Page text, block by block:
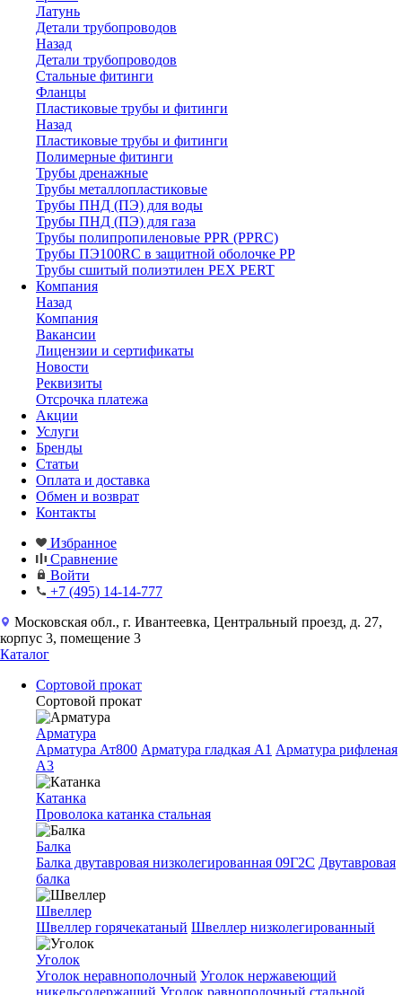
Латунь
Детали трубопроводов
Назад
Детали трубопроводов
Стальные фитинги
Фланцы
Пластиковые трубы и фитинги
Назад
Пластиковые трубы и фитинги
Полимерные фитинги
Трубы дренажные
Трубы металлопластиковые
Трубы ПНД (ПЭ) для воды
Трубы ПНД (ПЭ) для газа
Трубы полипропиленовые PPR (PPRC)
Трубы ПЭ100RC в защитной оболочке PP
Трубы сшитый полиэтилен PEX PERT
Компания
Назад
Компания
Вакансии
Лицензии и сертификаты
Новости
Реквизиты
Отсрочка платежа
Акции
Услуги
Бренды
Статьи
Оплата и доставка
Обмен и возврат
Контакты
Избранное
Сравнение
Войти
+7 (495) 14-14-777
Московская обл., г. Ивантеевка, Центральный проезд, д. 27,
корпус 3, помещение 3
Каталог
Сортовой прокат
Сортовой прокат
Арматура
Арматура Ат800 Арматура гладкая A1 Арматура рифленая
A3
Катанка
Проволока катанка стальная
Балка
Балка двутавровая низколегированная 09Г2С Двутавровая
балка
Швеллер
Швеллер горячекатаный Швеллер низколегированный
Уголок
Уголок неравнополочный Уголок нержавеющий
никельсодержащий Уголок равнополочный стальной